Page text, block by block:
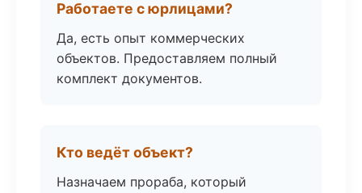
Работаете с юрлицами?
Да, есть опыт коммерческих
объектов. Предоставляем полный
комплект документов.
Кто ведёт объект?
Назначаем прораба, который